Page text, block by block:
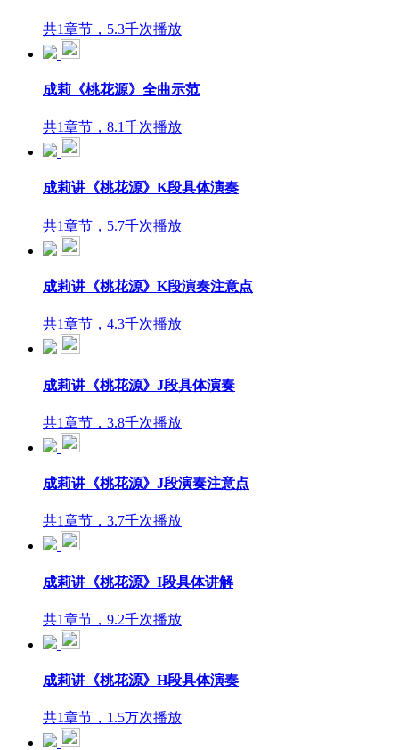
共1章节，5.3千次播放
成莉《桃花源》全曲示范
共1章节，8.1千次播放
成莉讲《桃花源》K段具体演奏
共1章节，5.7千次播放
成莉讲《桃花源》K段演奏注意点
共1章节，4.3千次播放
成莉讲《桃花源》J段具体演奏
共1章节，3.8千次播放
成莉讲《桃花源》J段演奏注意点
共1章节，3.7千次播放
成莉讲《桃花源》I段具体讲解
共1章节，9.2千次播放
成莉讲《桃花源》H段具体演奏
共1章节，1.5万次播放